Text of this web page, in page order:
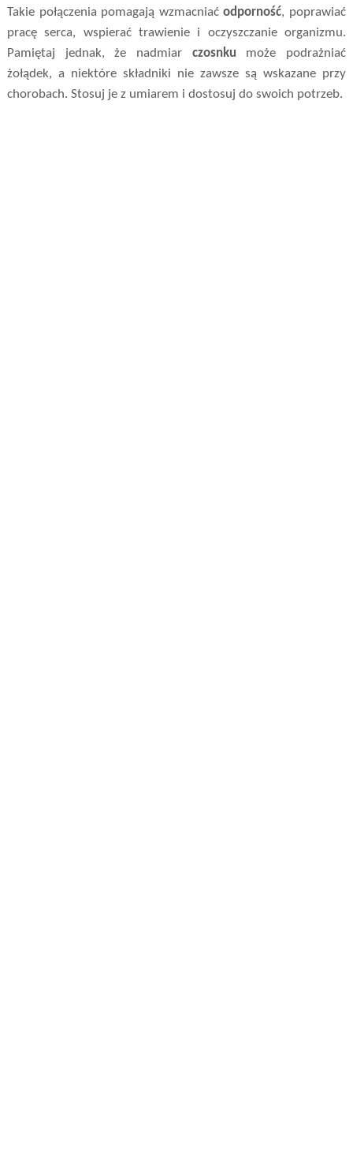
Takie połączenia pomagają wzmacniaćodporność, poprawiać
pracę serca, wspierać trawienie i oczyszczanie organizmu.
Pamiętaj jednak, że nadmiar czosnku może podrażniać
żołądek, a niektóre składniki nie zawsze są wskazane przy
chorobach. Stosuj je z umiarem i dostosuj do swoich potrzeb.